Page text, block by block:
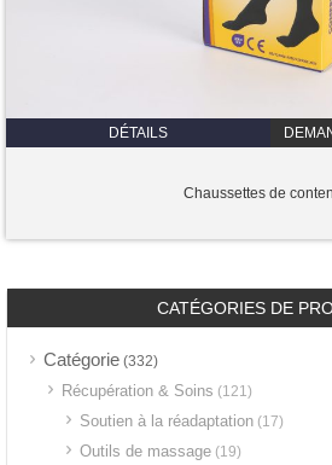
DÉTAILS
Chaussettes de
CATÉGORIES DE
Catégorie (332)
Récupération & Soins (121)
Soutien à la réadaptation (17)
Outils de massage (19)